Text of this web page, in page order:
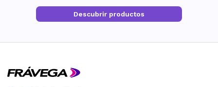
Descubrir productos